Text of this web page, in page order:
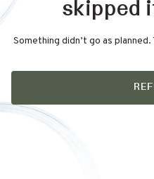
skipped
Something didn’t go as